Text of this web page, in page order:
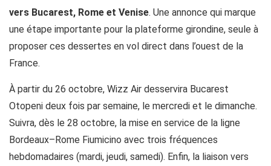
vers Bucarest, Rome et Venise. Une annonce qui marque
une étape importante pour la plateforme girondine, seule à
proposer ces dessertes en vol direct dans l’ouest de la
France.
À partir du 26 octobre, Wizz Air desservira Bucarest
Otopeni deux fois par semaine, le mercredi et le dimanche.
Suivra, dès le 28 octobre, la mise en service de la ligne
Bordeaux–Rome Fiumicino avec trois fréquences
hebdomadaires (mardi, jeudi, samedi). Enfin, la liaison vers